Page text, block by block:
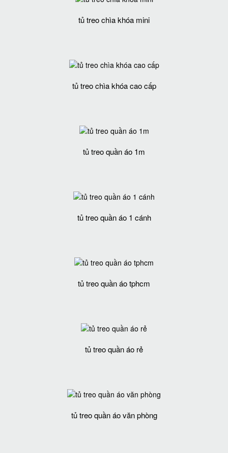
tủ treo chìa khóa mini
tủ treo chìa khóa cao cấp
tủ treo quần áo 1m
tủ treo quần áo 1 cánh
tủ treo quần áo tphcm
tủ treo quần áo rẻ
tủ treo quần áo văn phòng